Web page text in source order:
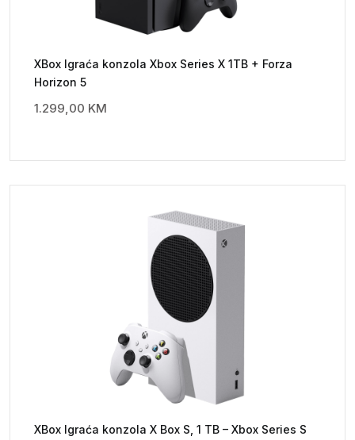
XBox Igraća konzola Xbox Series X 1TB + Forza
Horizon 5
1.299,00 KM
XBox Igraća konzola X Box S, 1 TB – Xbox Series S